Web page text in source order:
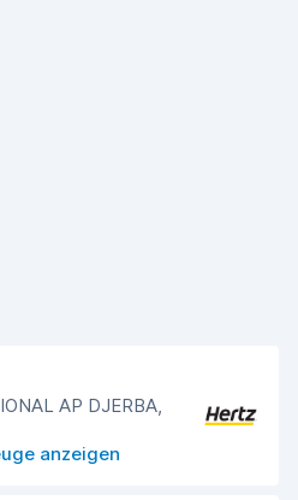
AP DJERBA,
anzeigen